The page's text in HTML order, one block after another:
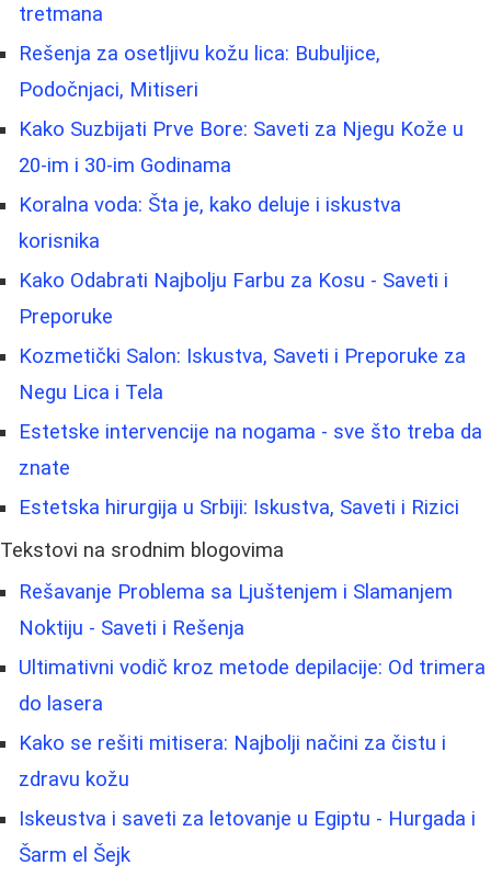
tretmana
Rešenja za osetljivu kožu lica: Bubuljice,
Podočnjaci, Mitiseri
Kako Suzbijati Prve Bore: Saveti za Njegu Kože u
20-im i 30-im Godinama
Koralna voda: Šta je, kako deluje i iskustva
korisnika
Kako Odabrati Najbolju Farbu za Kosu - Saveti i
Preporuke
Kozmetički Salon: Iskustva, Saveti i Preporuke za
Negu Lica i Tela
Estetske intervencije na nogama - sve što treba da
znate
Estetska hirurgija u Srbiji: Iskustva, Saveti i Rizici
Tekstovi na srodnim blogovima
Rešavanje Problema sa Ljuštenjem i Slamanjem
Noktiju - Saveti i Rešenja
Ultimativni vodič kroz metode depilacije: Od trimera
do lasera
Kako se rešiti mitisera: Najbolji načini za čistu i
zdravu kožu
Iskeustva i saveti za letovanje u Egiptu - Hurgada i
Šarm el Šejk